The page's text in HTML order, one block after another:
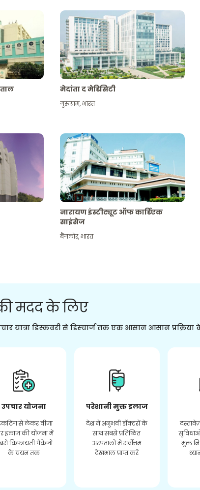
मेदांता द मेडिसिटी
गुरुग्राम,भारत
नारायण इंस्टीट्यूट ऑफ कार्डिएक
साइंसेज
बैंगलोर,भारत
मदद के लिए
यात्रा डिस्कवरी से डिस्चार्ज तक एक आसान आसान
उपचार योजना
से लेकर वीजा
इलाज की योजना में
किफायती पैकेजों
के चयन तक
परेशानी मुक्त इलाज
देश में अनुभवी डॉक्टरों के
साथ सबसे प्रतिष्ठित
अस्पतालों में सर्वोत्तम
देखभाल प्राप्त करें
मुक्त